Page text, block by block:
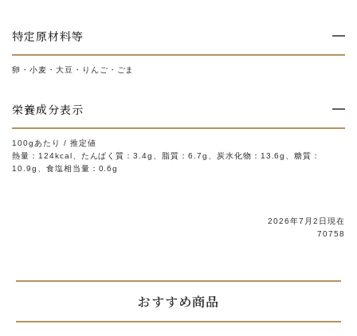
特定原材料等
卵・小麦・大豆・りんご・ごま
栄養成分表示
100gあたり / 推定値
熱量：124kcal、たんぱく質：3.4g、脂質：6.7g、炭水化物：13.6g、糖質：
10.9g、食塩相当量：0.6g
2026年7月2日現在
70758
おすすめ商品